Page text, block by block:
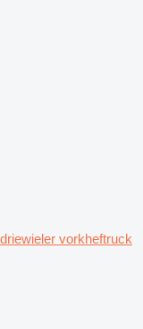
vorkheftruck